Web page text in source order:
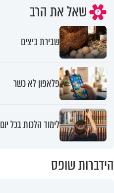
שאל את הרב
שבירת ביצים
פלאפון לא כשר
לימוד הלכות בכל יום
הידברות שופס